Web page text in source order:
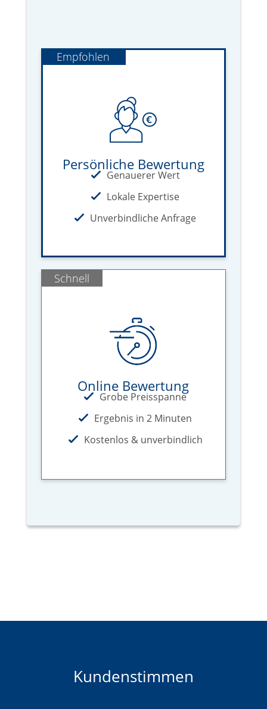
Empfohlen
Persönliche Bewertung
Genauerer Wert
Lokale Expertise
Unverbindliche Anfrage
Schnell
Online Bewertung
Grobe Preisspanne
Ergebnis in 2 Minuten
Kostenlos & unverbindlich
Kundenstimmen